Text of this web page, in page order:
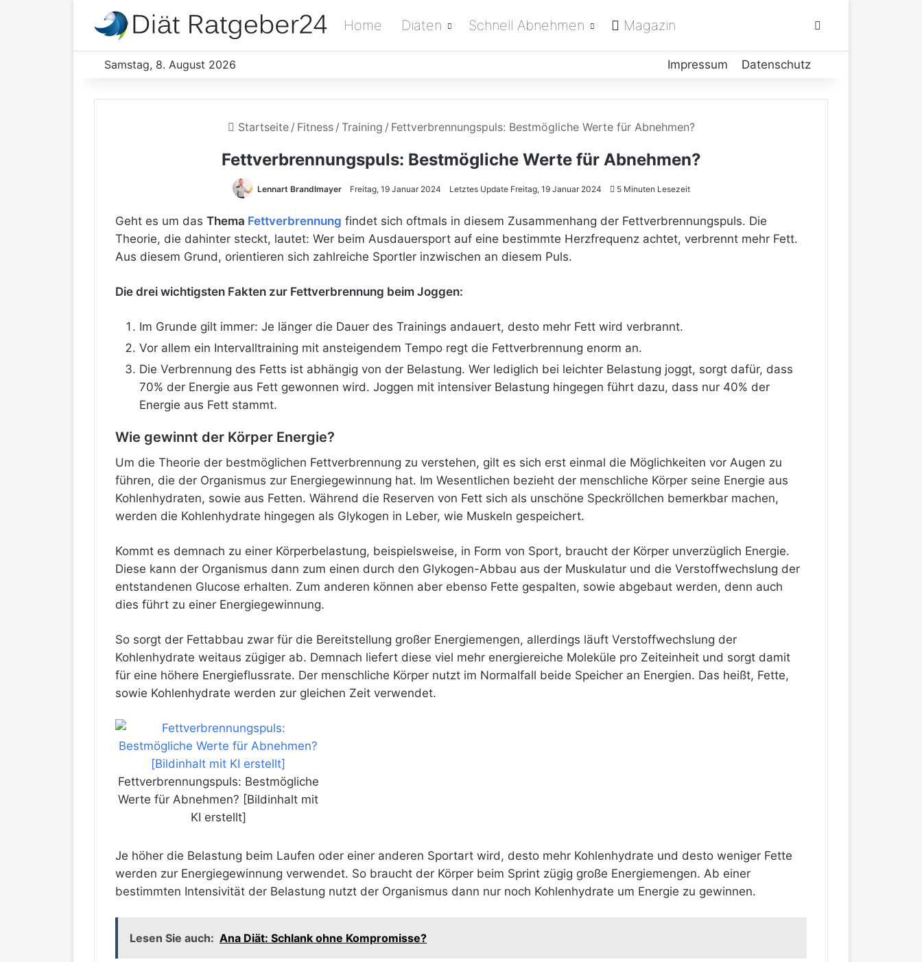
Home Diäten Schnell Abnehmen Magazin
Samstag, 8. August 2026 Impressum Datenschutz
Startseite / Fitness / Training / Fettverbrennungspuls: Bestmögliche Werte für Abnehmen?
Fettverbrennungspuls: Bestmögliche Werte für Abnehmen?
Lennart Brandlmayer Freitag, 19 Januar 2024 Letztes Update Freitag, 19 Januar 2024 5 Minuten Lesezeit
Geht es um das Thema Fettverbrennung findet sich oftmals in diesem Zusammenhang der Fettverbrennungspuls. Die
Theorie, die dahinter steckt, lautet: Wer beim Ausdauersport auf eine bestimmte Herzfrequenz achtet, verbrennt mehr Fett.
Aus diesem Grund, orientieren sich zahlreiche Sportler inzwischen an diesem Puls.
Die drei wichtigsten Fakten zur Fettverbrennung beim Joggen:
Im Grunde gilt immer: Je länger die Dauer des Trainings andauert, desto mehr Fett wird verbrannt.
Vor allem ein Intervalltraining mit ansteigendem Tempo regt die Fettverbrennung enorm an.
Die Verbrennung des Fetts ist abhängig von der Belastung. Wer lediglich bei leichter Belastung joggt, sorgt dafür, dass
70% der Energie aus Fett gewonnen wird. Joggen mit intensiver Belastung hingegen führt dazu, dass nur 40% der
Energie aus Fett stammt.
Wie gewinnt der Körper Energie?
Um die Theorie der bestmöglichen Fettverbrennung zu verstehen, gilt es sich erst einmal die Möglichkeiten vor Augen zu
führen, die der Organismus zur Energiegewinnung hat. Im Wesentlichen bezieht der menschliche Körper seine Energie aus
Kohlenhydraten, sowie aus Fetten. Während die Reserven von Fett sich als unschöne Speckröllchen bemerkbar machen,
werden die Kohlenhydrate hingegen als Glykogen in Leber, wie Muskeln gespeichert.
Kommt es demnach zu einer Körperbelastung, beispielsweise, in Form von Sport, braucht der Körper unverzüglich Energie.
Diese kann der Organismus dann zum einen durch den Glykogen-Abbau aus der Muskulatur und die Verstoffwechslung der
entstandenen Glucose erhalten. Zum anderen können aber ebenso Fette gespalten, sowie abgebaut werden, denn auch
dies führt zu einer Energiegewinnung.
So sorgt der Fettabbau zwar für die Bereitstellung großer Energiemengen, allerdings läuft Verstoffwechslung der
Kohlenhydrate weitaus zügiger ab. Demnach liefert diese viel mehr energiereiche Moleküle pro Zeiteinheit und sorgt damit
für eine höhere Energieflussrate. Der menschliche Körper nutzt im Normalfall beide Speicher an Energien. Das heißt, Fette,
sowie Kohlenhydrate werden zur gleichen Zeit verwendet.
Fettverbrennungspuls: Bestmögliche
Werte für Abnehmen? [Bildinhalt mit
KI erstellt]
Je höher die Belastung beim Laufen oder einer anderen Sportart wird, desto mehr Kohlenhydrate und desto weniger Fette
werden zur Energiegewinnung verwendet. So braucht der Körper beim Sprint zügig große Energiemengen. Ab einer
bestimmten Intensivität der Belastung nutzt der Organismus dann nur noch Kohlenhydrate um Energie zu gewinnen.
Lesen Sie auch: Ana Diät: Schlank ohne Kompromisse?